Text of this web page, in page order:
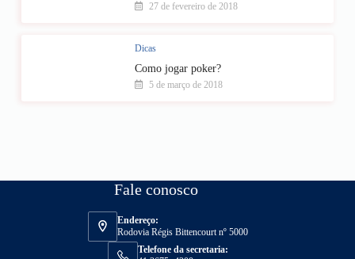
27 de fevereiro de 2018
Dicas
Como jogar poker?
5 de março de 2018
Fale conosco
Endereço:
Rodovia Régis Bittencourt nº 5000
Telefone da secretaria: